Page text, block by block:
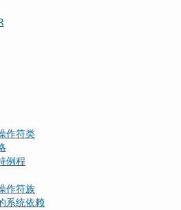
作符类
例程
作符族
系统依赖